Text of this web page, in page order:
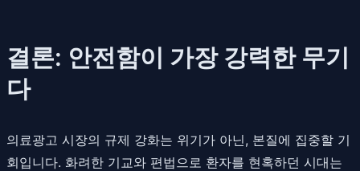
결론: 안전함이 가장 강력한 무기
다
의료광고 시장의 규제 강화는 위기가 아닌, 본질에 집중할 기
회입니다. 화려한 기교와 편법으로 환자를 현혹하던 시대는